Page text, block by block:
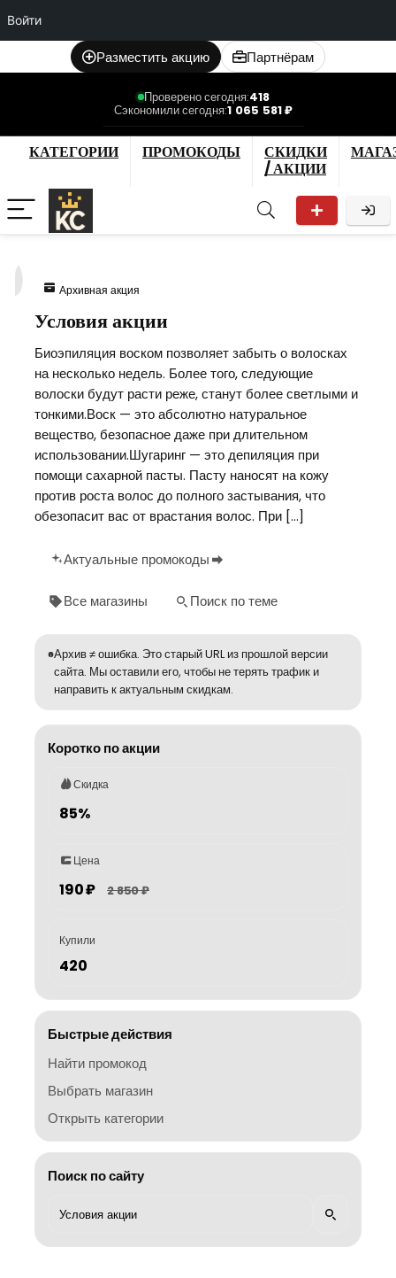
Войти
Разместить акцию Партнёрам
Проверено сегодня:418
Сэкономили сегодня:1 065 581 ₽
КАТЕГОРИИ ПРОМОКОДЫ
СКИДКИ
/ АКЦИИ
Архивная акция
Условия акции
Биоэпиляция воском позволяет забыть о волосках
на несколько недель. Более того, следующие
волоски будут расти реже, станут более светлыми и
тонкими.Воск — это абсолютно натуральное
вещество, безопасное даже при длительном
использовании.Шугаринг — это депиляция при
помощи сахарной пасты. Пасту наносят на кожу
против роста волос до полного застывания, что
обезопасит вас от врастания волос. При […]
Актуальные промокоды
Все магазины Поиск по теме
Архив ≠ ошибка. Это старый URL из прошлой версии
сайта. Мы оставили его, чтобы не терять трафик и
направить к актуальным скидкам.
Коротко по акции
Скидка
85%
Цена
190 ₽ 2 850 ₽
Купили
420
Быстрые действия
Найти промокод
Выбрать магазин
Открыть категории
Поиск по сайту